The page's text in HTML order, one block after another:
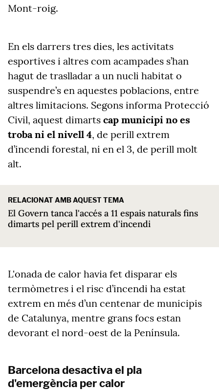
Mont-roig.
En els darrers tres dies, les activitats
esportives i altres com acampades s’han
hagut de traslladar a un nucli habitat o
suspendre’s en aquestes poblacions, entre
altres limitacions. Segons informa Protecció
Civil, aquest dimarts cap municipi no es
troba ni el nivell 4, de perill extrem
d’incendi forestal, ni en el 3, de perill molt
alt.
RELACIONAT AMB AQUEST TEMA
El Govern tanca l'accés a 11 espais naturals fins
dimarts pel perill extrem d'incendi
L'onada de calor havia fet disparar els
termòmetres i el risc d’incendi ha estat
extrem en més d’un centenar de municipis
de Catalunya, mentre grans focs estan
devorant el nord-oest de la Península.
Barcelona desactiva el pla
d'emergència per calor